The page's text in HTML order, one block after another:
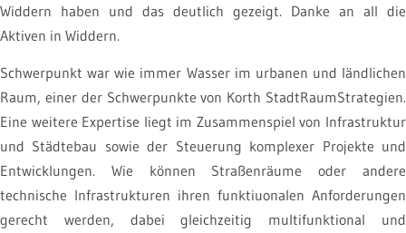
Widdern haben und das deutlich gezeigt. Danke an all die
Aktiven in Widdern.
Schwerpunkt war wie immer Wasser im urbanen und ländlichen
Raum, einer der Schwerpunkte von Korth StadtRaumStrategien.
Eine weitere Expertise liegt im Zusammenspiel von Infrastruktur
und Städtebau sowie der Steuerung komplexer Projekte und
Entwicklungen. Wie können Straßenräume oder andere
technische Infrastrukturen ihren funktiuonalen Anforderungen
gerecht werden, dabei gleichzeitig multifunktional und